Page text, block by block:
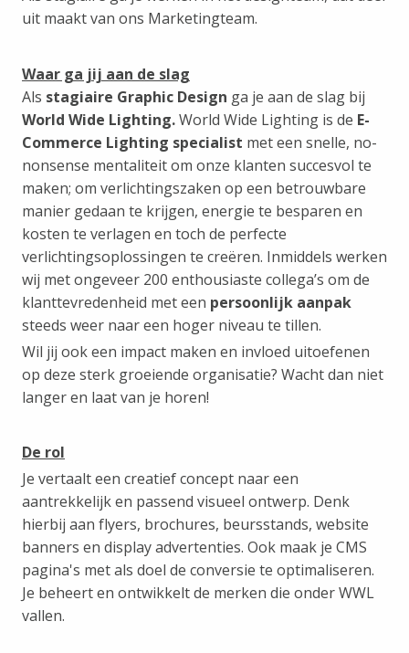
uit maakt van ons Marketingteam.
Waar ga jij aan de slag
Als stagiaire Graphic Design ga je aan de slag bij
World Wide Lighting.World Wide Lighting is de E-
Commerce Lighting specialist met een snelle, no-
nonsense mentaliteit om onze klanten succesvol te
maken; om verlichtingszaken op een betrouwbare
manier gedaan te krijgen, energie te besparen en
kosten te verlagen en toch de perfecte
verlichtingsoplossingen te creëren. Inmiddels werken
wij met ongeveer 200 enthousiaste collega’s om de
klanttevredenheid met een persoonlijk aanpak
steeds weer naar een hoger niveau te tillen.
Wil jij ook een impact maken en invloed uitoefenen
op deze sterk groeiende organisatie? Wacht dan niet
langer en laat van je horen!
De rol
Je vertaalt een creatief concept naar een
aantrekkelijk en passend visueel ontwerp. Denk
hierbij aan flyers, brochures, beursstands, website
banners en display advertenties. Ook maak je CMS
pagina's met als doel de conversie te optimaliseren.
Je beheert en ontwikkelt de merken die onder WWL
vallen.